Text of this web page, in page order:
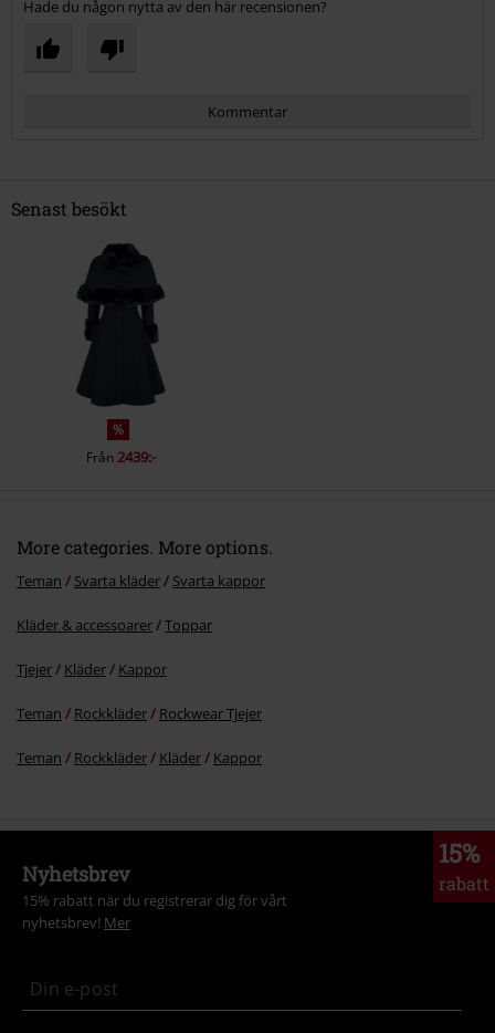
Hade du någon nytta av den här recensionen?
Kommentar
Skicka kommentar
Senast besökt
%
Från 2439:-
More categories. More options.
Teman Svarta kläder Svarta kappor
Kläder & accessoarer Toppar
Tjejer Kläder Kappor
Teman Rockkläder Rockwear Tjejer
Teman Rockkläder Kläder Kappor
15%
rabatt
Nyhetsbrev
15% rabatt när du registrerar dig för vårt
nyhetsbrev! Mer